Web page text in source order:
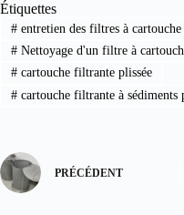
Étiquettes
#entretien des filtres à cartouche
#Nettoyage d'un filtre à
#cartouche filtrante plissée
#cartouche filtrante à sédiments
PRÉCÉDENT